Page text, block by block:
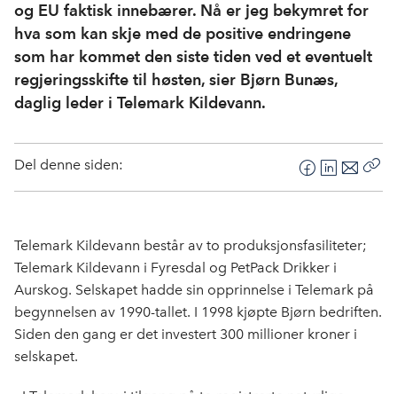
og EU faktisk innebærer. Nå er jeg bekymret for
hva som kan skje med de positive endringene
som har kommet den siste tiden ved et eventuelt
regjeringsskifte til høsten, sier Bjørn Bunæs,
daglig leder i Telemark Kildevann.
Del denne siden:
F
a
e
b
o
L
i
k
e
I
E
-
o
Telemark Kildevann består av to produksjonsfasiliteter;
Telemark Kildevann i Fyresdal og PetPack Drikker i
Aurskog. Selskapet hadde sin opprinnelse i Telemark på
begynnelsen av 1990-tallet. I 1998 kjøpte Bjørn bedriften.
Siden den gang er det investert 300 millioner kroner i
selskapet.